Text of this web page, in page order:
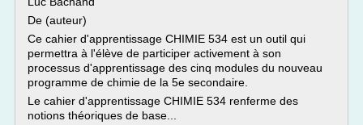
De (auteur)
Ce cahier d'apprentissage CHIMIE 534 est un outil qui
permettra à l'élève de participer activement à son
processus d'apprentissage des cinq modules du nouveau
programme de chimie de la 5e secondaire.
Le cahier d'apprentissage CHIMIE 534 renferme des
notions théoriques de base...